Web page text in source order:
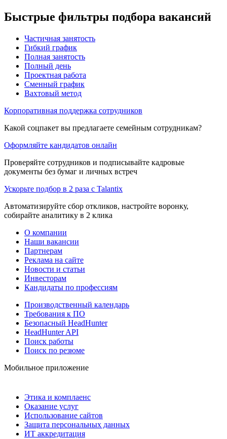
Быстрые фильтры подбора вакансий
Частичная занятость
Гибкий график
Полная занятость
Полный день
Проектная работа
Сменный график
Вахтовый метод
Корпоративная поддержка сотрудников
Какой соцпакет вы предлагаете семейным сотрудникам?
Оформляйте кандидатов онлайн
Проверяйте сотрудников и подписывайте кадровые
документы без бумаг и личных встреч
Ускорьте подбор в 2 раза с Talantix
Автоматизируйте сбор откликов, настройте воронку,
собирайте аналитику в 2 клика
О компании
Наши вакансии
Партнерам
Реклама на сайте
Новости и статьи
Инвесторам
Кандидаты по профессиям
Производственный календарь
Требования к ПО
Безопасный HeadHunter
HeadHunter API
Поиск работы
Поиск по резюме
Мобильное приложение
Этика и комплаенс
Оказание услуг
Использование сайтов
Защита персональных данных
ИТ аккредитация